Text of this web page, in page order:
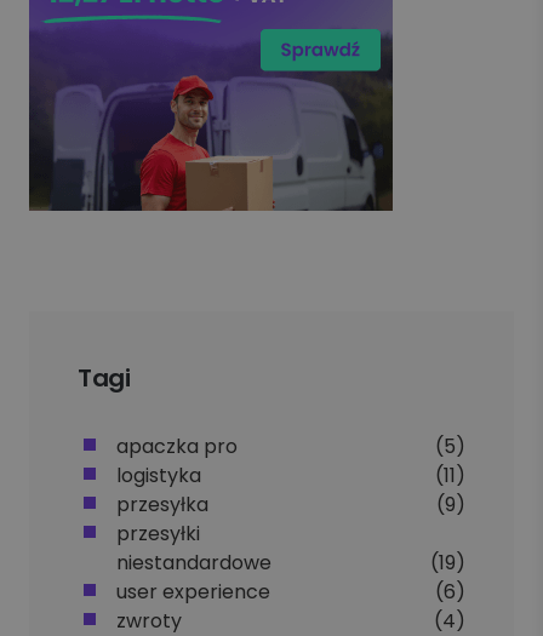
Tagi
apaczka pro
(5)
logistyka
(11)
przesyłka
(9)
przesyłki
niestandardowe
(19)
user experience
(6)
zwroty
(4)